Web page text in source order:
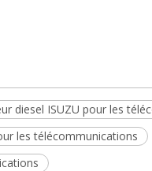
diesel ISUZU pour les
les télécommunications